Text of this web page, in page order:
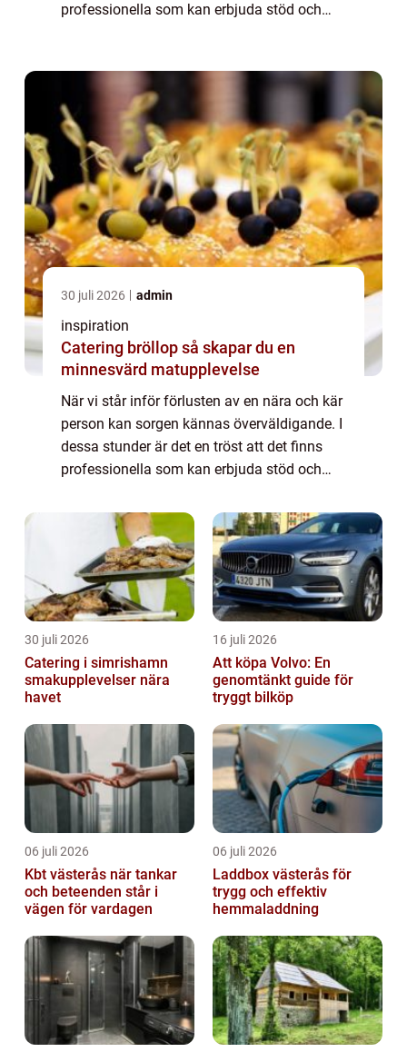
professionella som kan erbjuda stöd och
30 juli 2026 admin
inspiration
Catering bröllop så skapar du en
minnesvärd matupplevelse
När vi står inför förlusten av en nära och kär
person kan sorgen kännas överväldigande. I
dessa stunder är det en tröst att det finns
professionella som kan erbjuda stöd och
30 juli 2026
Catering i simrishamn
smakupplevelser nära
havet
16 juli 2026
Att köpa Volvo: En
genomtänkt guide för
tryggt bilköp
06 juli 2026
Kbt västerås när tankar
och beteenden står i
vägen för vardagen
06 juli 2026
Laddbox västerås för
trygg och effektiv
hemmaladdning